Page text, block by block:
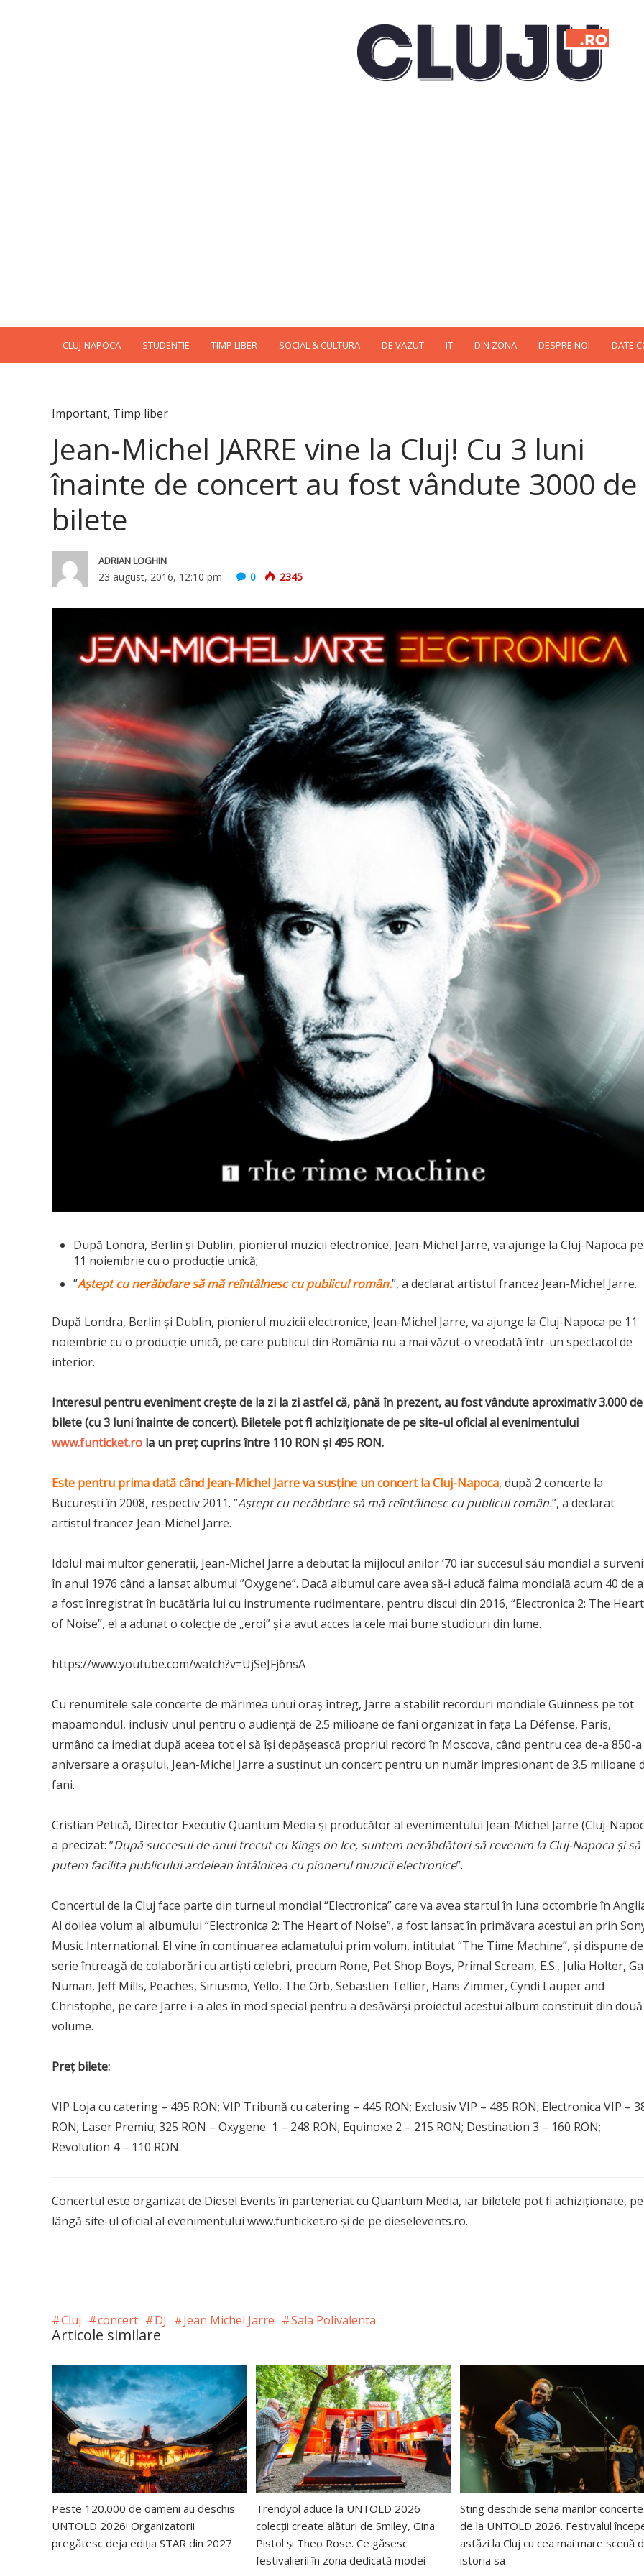
CLUJ-NAPOCA STUDENTIE TIMP LIBER SOCIAL & CULTURA DE VAZUT IT DIN ZONA DESPRE NOI DATE
Important, Timp liber
Jean-Michel JARRE vine la Cluj! Cu 3 luni
înainte de concert au fost vândute 3000 de
bilete
ADRIAN LOGHIN
23 august, 2016, 12:10 pm 0 2345
După Londra, Berlin și Dublin, pionierul muzicii electronice, Jean-Michel Jarre, va ajunge la Cluj-Napoca pe
11 noiembrie cu o producție unică;
”Aștept cu nerăbdare să mă reîntâlnesc cu publicul român.”, a declarat artistul francez Jean-Michel Jarre.
După Londra, Berlin și Dublin, pionierul muzicii electronice, Jean-Michel Jarre, va ajunge la Cluj-Napoca pe 11
noiembrie cu o producție unică, pe care publicul din România nu a mai văzut-o vreodată într-un spectacol de
interior.
Interesul pentru eveniment crește de la zi la zi astfel că, până în prezent, au fost vândute aproximativ 3.000 de
bilete (cu 3 luni înainte de concert). Biletele pot fi achiziționate de pe site-ul oficial al evenimentului
www.funticket.ro la un preț cuprins între 110 RON și 495 RON.
Este pentru prima dată când Jean-Michel Jarre va susține un concert la Cluj-Napoca, după 2 concerte la
București în 2008, respectiv 2011. ”Aștept cu nerăbdare să mă reîntâlnesc cu publicul român.”, a declarat
artistul francez Jean-Michel Jarre.
Idolul mai multor generații, Jean-Michel Jarre a debutat la mijlocul anilor ’70 iar succesul său mondial a
în anul 1976 când a lansat albumul ”Oxygene”. Dacă albumul care avea să-i aducă faima mondială acum 40 de
a fost înregistrat în bucătăria lui cu instrumente rudimentare, pentru discul din 2016, “Electronica 2: The Heart
of Noise”, el a adunat o colecție de „eroi” și a avut acces la cele mai bune studiouri din lume.
https://www.youtube.com/watch?v=UjSeJFj6nsA
Cu renumitele sale concerte de mărimea unui oraș întreg, Jarre a stabilit recorduri mondiale Guinness pe tot
mapamondul, inclusiv unul pentru o audiență de 2.5 milioane de fani organizat în fața La Défense, Paris,
urmând ca imediat după aceea tot el să își depășească propriul record în Moscova, când pentru cea de-a 850-a
aniversare a orașului, Jean-Michel Jarre a susținut un concert pentru un număr impresionant de 3.5 milioane
fani.
Cristian Petică, Director Executiv Quantum Media și producător al evenimentului Jean-Michel Jarre (Cluj-
a precizat: ”După succesul de anul trecut cu Kings on Ice, suntem nerăbdători să revenim la Cluj-Napoca și să
putem facilita publicului ardelean întâlnirea cu pionerul muzicii electronice”.
Concertul de la Cluj face parte din turneul mondial “Electronica” care va avea startul în luna octombrie în
Al doilea volum al albumului “Electronica 2: The Heart of Noise”, a fost lansat în primăvara acestui an prin
Music International. El vine în continuarea aclamatului prim volum, intitulat “The Time Machine”, și dispune
serie întreagă de colaborări cu artiști celebri, precum Rone, Pet Shop Boys, Primal Scream, E.S., Julia Holter,
Numan, Jeff Mills, Peaches, Siriusmo, Yello, The Orb, Sebastien Tellier, Hans Zimmer, Cyndi Lauper and
Christophe, pe care Jarre i-a ales în mod special pentru a desăvârși proiectul acestui album constituit din două
volume.
Preț bilete:
VIP Loja cu catering – 495 RON; VIP Tribună cu catering – 445 RON; Exclusiv VIP – 485 RON; Electronica VIP –
RON; Laser Premiu; 325 RON – Oxygene 1 – 248 RON; Equinoxe 2 – 215 RON; Destination 3 – 160 RON;
Revolution 4 – 110 RON.
Concertul este organizat de Diesel Events în parteneriat cu Quantum Media, iar biletele pot fi achiziționate, pe
lângă site-ul oficial al evenimentului www.funticket.ro și de pe dieselevents.ro.
Cluj concert DJ Jean Michel Jarre Sala Polivalenta
Articole similare
Peste 120.000 de oameni au deschis
UNTOLD 2026! Organizatorii
pregătesc deja ediția STAR din 2027
Trendyol aduce la UNTOLD 2026
colecții create alături de Smiley, Gina
Pistol și Theo Rose. Ce găsesc
festivalierii în zona dedicată modei
Sting deschide seria marilor concerte
de la UNTOLD 2026. Festivalul
astăzi la Cluj cu cea mai mare scenă
istoria sa